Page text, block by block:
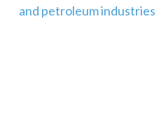
and petroleum industries